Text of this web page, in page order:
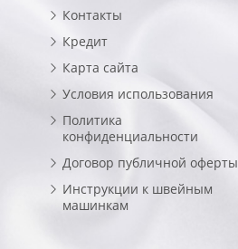
Контакты
Кредит
Карта сайта
Условия использования
Политика
конфиденциальности
Договор публичной оферты
Инструкции к швейным
машинкам